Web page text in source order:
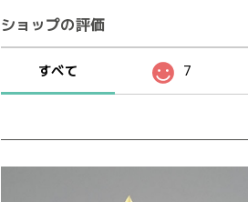
ショップの評価
すべて 7